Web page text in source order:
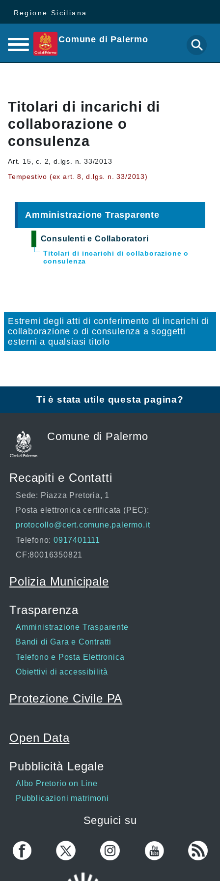
Regione Siciliana
Comune di Palermo
Titolari di incarichi di
collaborazione o
consulenza
Art. 15, c. 2, d.lgs. n. 33/2013
Tempestivo (ex art. 8, d.lgs. n. 33/2013)
Amministrazione Trasparente
Consulenti e Collaboratori
Titolari di incarichi di collaborazione o
consulenza
Estremi degli atti di conferimento di incarichi di
collaborazione o di consulenza a soggetti
esterni a qualsiasi titolo
Ti è stata utile questa pagina?
Comune di Palermo
Recapiti e Contatti
Sede: Piazza Pretoria, 1
Posta elettronica certificata (PEC):
protocollo@cert.comune.palermo.it
Telefono: 0917401111
CF:80016350821
Polizia Municipale
Trasparenza
Amministrazione Trasparente
Bandi di Gara e Contratti
Telefono e Posta Elettronica
Obiettivi di accessibilità
Protezione Civile PA
Open Data
Pubblicità Legale
Albo Pretorio on Line
Pubblicazioni matrimoni
Seguici su